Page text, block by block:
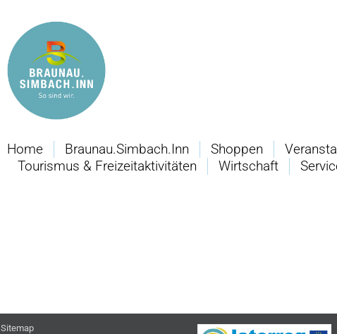
Home Braunau.Simbach.Inn Shoppen
Tourismus & Freizeitaktivitäten
Wirtschaft
Sitemap